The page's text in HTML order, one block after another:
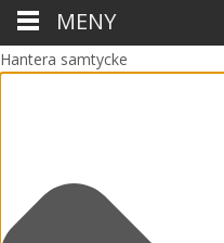
Hantera samtycke
MENY